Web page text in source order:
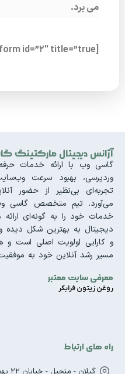
می برد.
[gravityform id=”2″ title=”true”]
آژانس دیجیتال مارکتینگ
گاسی وب با ارائه خدمات
وردپرسی، بهبود سرعت
تجربه‌ای بی‌نظیر از حضور
می‌آورد. تیم متخصص گاسی وب
خدمات خود را به گونه‌ای
دیجیتال به بهترین شکل
و کارایی اولویت اصلی است و
مسیر رشد آنلاین خود به
معرفی سایت معتبر
روغن زیتون فرابکر
راه های ارتباط
گیلان - منجیل - خیابان 22 بهمن